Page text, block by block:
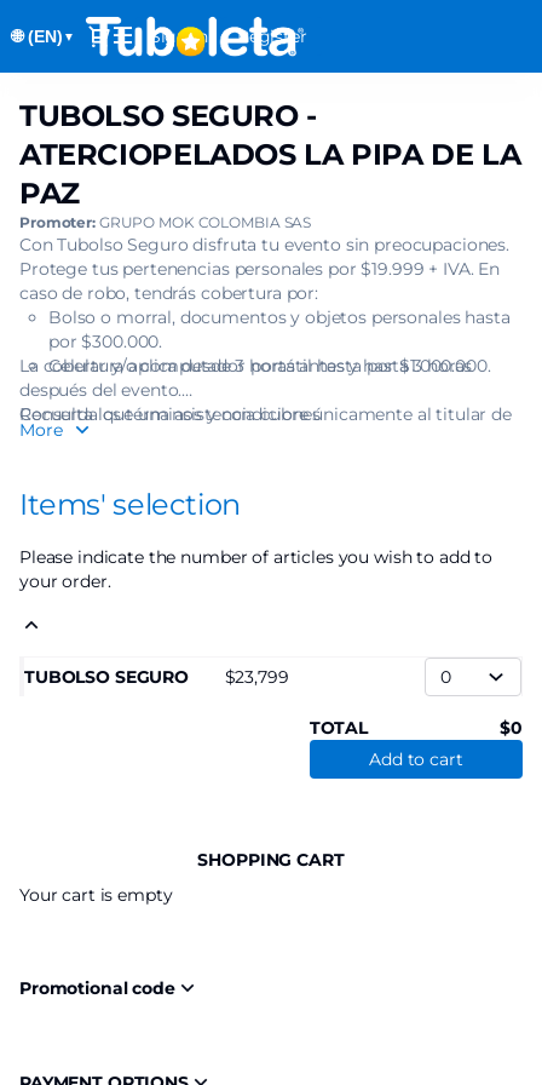
🌐 (EN) ▼ Dialog
Sign in Register
selection
ATERCIOPELADOS
PIPA
DE
LA
PAZ]
Tuboleta.com
TUBOLSO
-
ATERCIOPELADOS
LA
PIPA
DE
LA
PAZ
TUBOLSO SEGURO -
ATERCIOPELADOS LA PIPA DE LA
PAZ
Promoter: GRUPO MOK COLOMBIA SAS
Con Tubolso Seguro disfruta tu evento sin preocupaciones.
Protege tus pertenencias personales por $19.999 + IVA. En
caso de robo, tendrás cobertura por:
Bolso o morral, documentos y objetos personales hasta
por $300.000.
Celular y/o computador portátil hasta por $1.000.000.
La cobertura aplica desde 3 horas antes y hasta 3 horas
después del evento.
Recuerda que una asistencia cubre únicamente al titular de
una (1) boleta.
Consulta los términos y condiciones
More
Items' selection
Please indicate the number of articles you wish to add to
your order.
TUBOLSO SEGURO 23,799
TOTAL
0
Add to cart
SHOPPING CART
Your cart is empty
Promotional code